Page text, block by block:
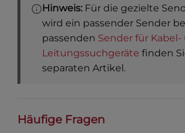
Hinweis: Für die gezielte
wird ein passender Sender
passenden Sender für Kabel-
Leitungssuchgeräte finden
separaten Artikel.
Häufige Fragen